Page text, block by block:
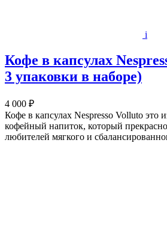
i
Кофе в капсулах
3 упаковки в наборе)
4 000 ₽
Кофе в капсулах Nespresso Volluto
кофейный напиток, который
любителей мягкого и